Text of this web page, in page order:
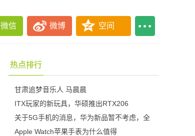
微信 微博 空间
热点排行
甘肃追梦音乐人 马晨晨
ITX玩家的新玩具，华硕推出RTX206
关于5G手机的消息，华为新品暂不考虑，全
Apple Watch苹果手表为什么值得